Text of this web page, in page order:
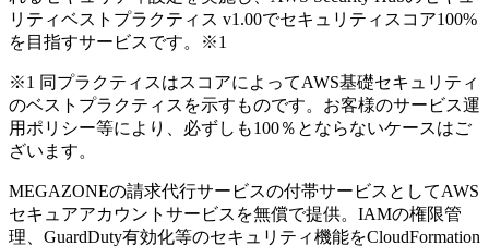
リティベストプラクティス v1.00でセキュリティスコア100%
を目指すサービスです。
※1
※1 同プラクティスはスコアによってAWS基礎セキュリティ
のベストプラクティスを示すものです。お客様のサービス運
用ポリシー等により、必ずしも100％とならないケースはご
ざいます。
MEGAZONEの請求代行サービスの付帯サービスとしてAWS
セキュアアカウントサービスを無償で提供。IAMの権限管
理、GuardDuty有効化等のセキュリティ機能をCloudFormation